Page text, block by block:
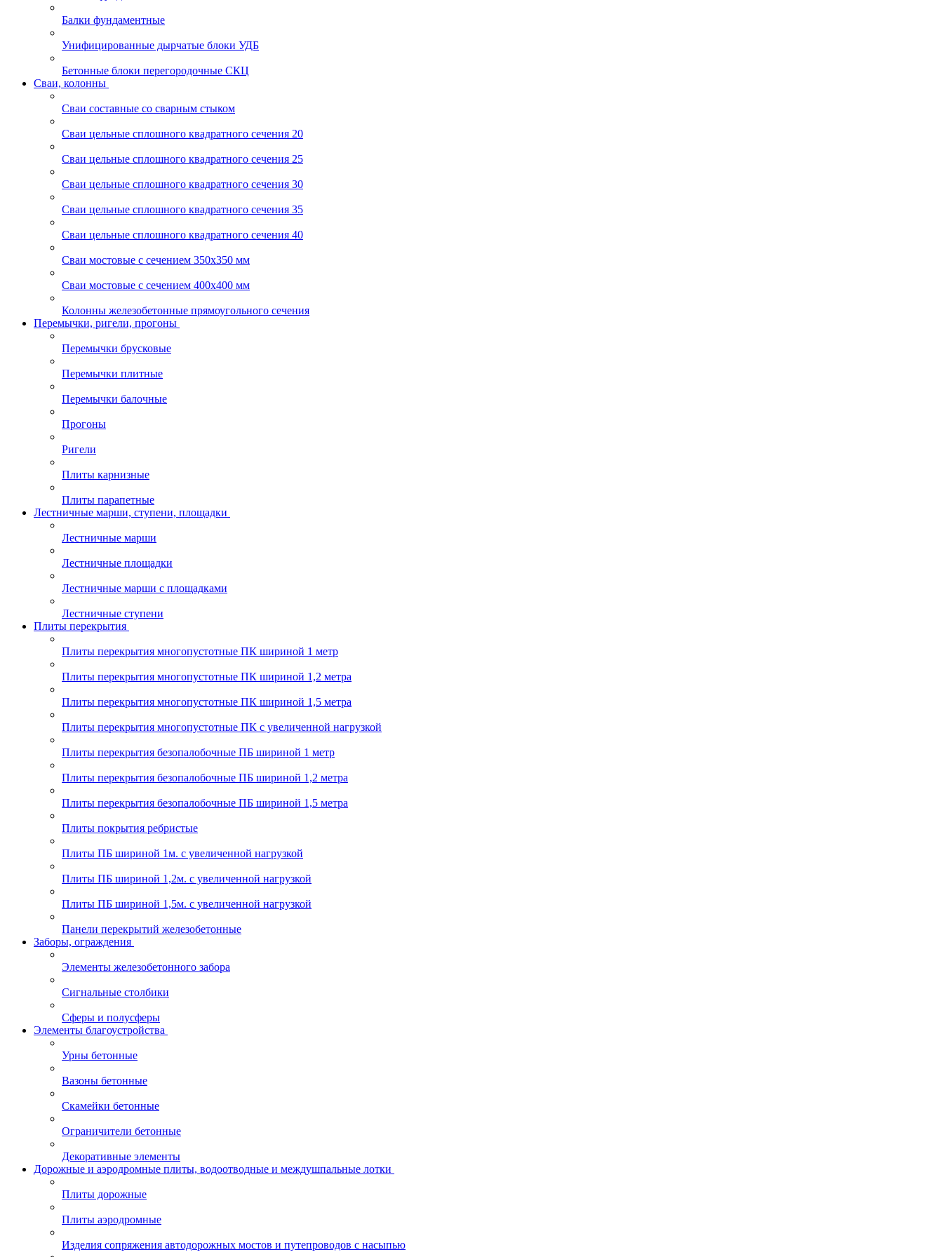
Балки фундаментные
Унифицированные дырчатые блоки УДБ
Бетонные блоки перегородочные СКЦ
Сваи, колонны
Сваи составные со сварным стыком
Сваи цельные сплошного квадратного сечения 20
Сваи цельные сплошного квадратного сечения 25
Сваи цельные сплошного квадратного сечения 30
Сваи цельные сплошного квадратного сечения 35
Сваи цельные сплошного квадратного сечения 40
Сваи мостовые с сечением 350х350 мм
Сваи мостовые с сечением 400х400 мм
Колонны железобетонные прямоугольного сечения
Перемычки, ригели, прогоны
Перемычки брусковые
Перемычки плитные
Перемычки балочные
Прогоны
Ригели
Плиты карнизные
Плиты парапетные
Лестничные марши, ступени, площадки
Лестничные марши
Лестничные площадки
Лестничные марши с площадками
Лестничные ступени
Плиты перекрытия
Плиты перекрытия многопустотные ПК шириной 1 метр
Плиты перекрытия многопустотные ПК шириной 1,2 метра
Плиты перекрытия многопустотные ПК шириной 1,5 метра
Плиты перекрытия многопустотные ПК с увеличенной нагрузкой
Плиты перекрытия безопалобочные ПБ шириной 1 метр
Плиты перекрытия безопалобочные ПБ шириной 1,2 метра
Плиты перекрытия безопалобочные ПБ шириной 1,5 метра
Плиты покрытия ребристые
Плиты ПБ шириной 1м. с увеличенной нагрузкой
Плиты ПБ шириной 1,2м. с увеличенной нагрузкой
Плиты ПБ шириной 1,5м. с увеличенной нагрузкой
Панели перекрытий железобетонные
Заборы, ограждения
Элементы железобетонного забора
Сигнальные столбики
Сферы и полусферы
Элементы благоустройства
Урны бетонные
Вазоны бетонные
Скамейки бетонные
Ограничители бетонные
Декоративные элементы
Дорожные и аэродромные плиты, водоотводные и междушпальные лотки
Плиты дорожные
Плиты аэродромные
Изделия сопряжения автодорожных мостов и путепроводов с насыпью